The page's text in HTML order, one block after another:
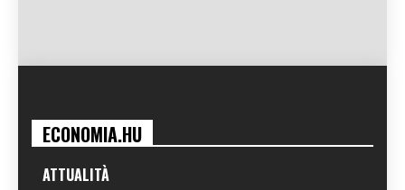
ECONOMIA.HU
ATTUALITÀ